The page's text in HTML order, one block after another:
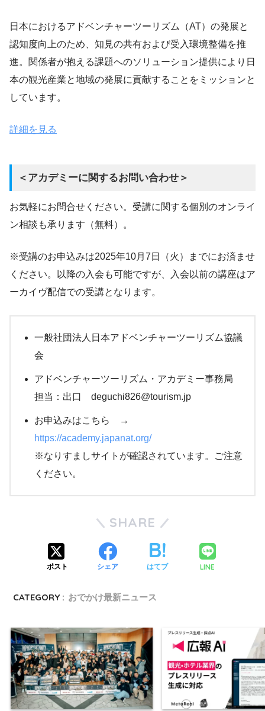
日本におけるアドベンチャーツーリズム（AT）の発展と
認知度向上のため、知見の共有および受入環境整備を推
進。関係者が抱える課題へのソリューション提供により日
本の観光産業と地域の発展に貢献することをミッションと
しています。
詳細を見る
＜アカデミーに関するお問い合わせ＞
お気軽にお問合せください。受講に関する個別のオンライ
ン相談も承ります（無料）。
※受講のお申込みは2025年10月7日（火）までにお済ませ
ください。以降の入会も可能ですが、入会以前の講座はア
ーカイヴ配信での受講となります。
一般社団法人日本アドベンチャーツーリズム協議
会
アドベンチャーツーリズム・アカデミー事務局
担当：出口 deguchi826@tourism.jp
お申込みはこちら →
https://academy.japanat.org/
※なりすましサイトが確認されています。ご注意
ください。
SHARE
ポスト シェア はてブ LINE
CATEGORY : おでかけ最新ニュース